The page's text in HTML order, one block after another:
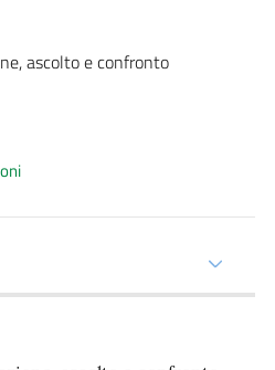
ascolto e confronto